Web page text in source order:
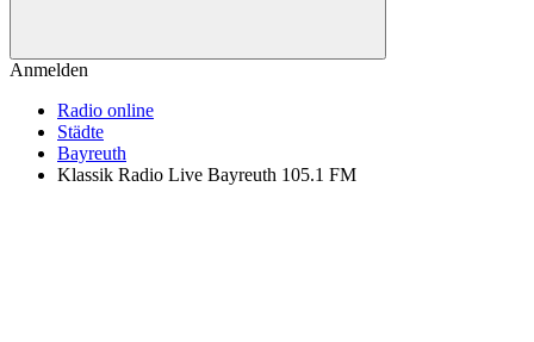
Anmelden
Radio online
Städte
Bayreuth
Klassik Radio Live Bayreuth 105.1 FM